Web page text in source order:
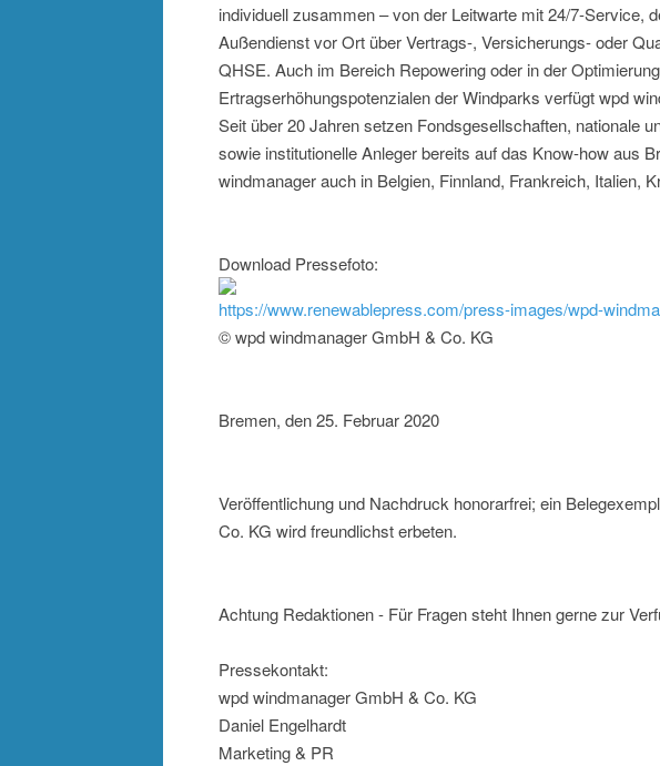
individuell zusammen – von der Leitwarte mit 24/7-Service,
Außendienst vor Ort über Vertrags-, Versicherungs- oder
QHSE. Auch im Bereich Repowering oder in der
Ertragserhöhungspotenzialen der Windparks verfügt wpd
Seit über 20 Jahren setzen Fondsgesellschaften, nationale
sowie institutionelle Anleger bereits auf das Know-how aus
windmanager auch in Belgien, Finnland, Frankreich, Italien,
Download Pressefoto:
https://www.renewablepress.com/press-images/wpd-
© wpd windmanager GmbH & Co. KG
Bremen, den 25. Februar 2020
Veröffentlichung und Nachdruck honorarfrei; ein
Co. KG wird freundlichst erbeten.
Achtung Redaktionen - Für Fragen steht Ihnen gerne zur
Pressekontakt:
wpd windmanager GmbH & Co. KG
Daniel Engelhardt
Marketing & PR